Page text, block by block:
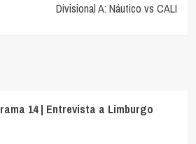
Divisional A: Náutico vs CALI
14 | Entrevista a Limburgo